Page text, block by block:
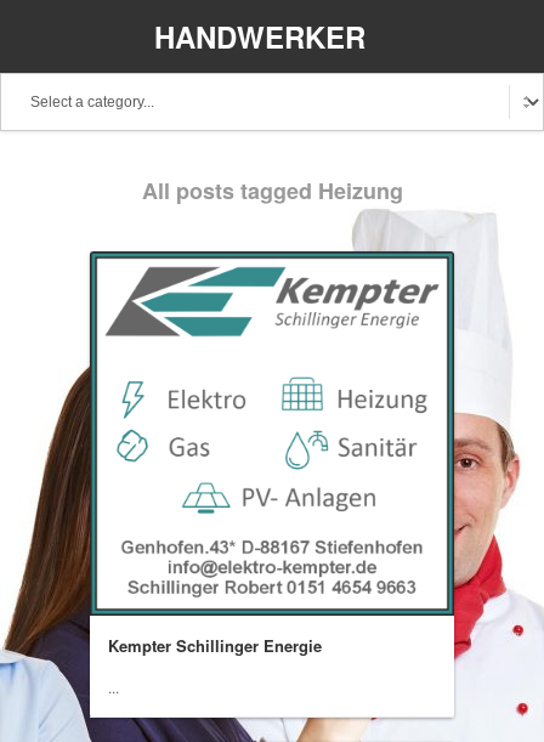
HANDWERKER
All posts tagged Heizung
Kempter Schillinger Energie
...